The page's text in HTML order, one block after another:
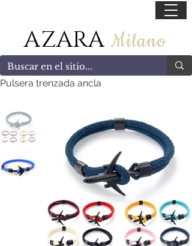
AZARA Milano
Pulsera trenzada ancla